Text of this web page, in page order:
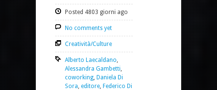
Posted 4803 giorni ago
No comments yet
Creatività/Culture
Alberto Laecaldano,
Alessandra Gambetti,
coworking, Daniela Di
Sora, editore, Federico Di